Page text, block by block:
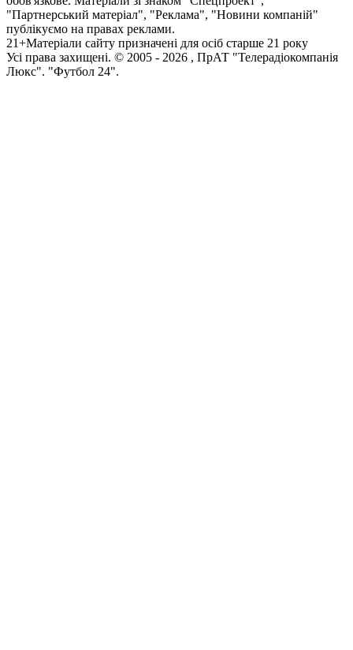
"Партнерський матеріал", "Реклама", "Новини компаній"
публікуємо на правах реклами.
21+Матеріали сайту призначені для осіб старше 21 року
Усi права захищенi. © 2005 - 2026 , ПрАТ "Телерадіокомпанія
Люкс". "Футбол 24".